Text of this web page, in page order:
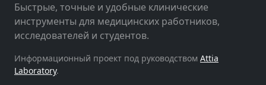
Быстрые, точные и удобные клинические
инструменты для медицинских работников,
исследователей и студентов.
Информационный проект под руководством Attia
Laboratory.